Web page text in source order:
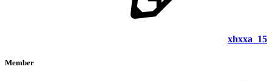
xhxxa_15
Member